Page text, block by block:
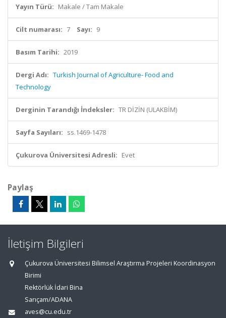
Yayın Türü: Makale / Tam Makale
Cilt numarası: 7 Sayı: 9
Basım Tarihi: 2019
Dergi Adı: Turkish Journal of Agriculture- Food and
Technology
Derginin Tarandığı İndeksler: TR DİZİN (ULAKBİM)
Sayfa Sayıları: ss.1469-1478
Çukurova Üniversitesi Adresli: Evet
Paylaş
İletişim Bilgileri
Çukurova Üniversitesi Bilimsel Araştırma Projeleri Koordinasyon
Birimi
Rektörlük İdari Bina
Sarıçam/ADANA
aves@cu.edu.tr